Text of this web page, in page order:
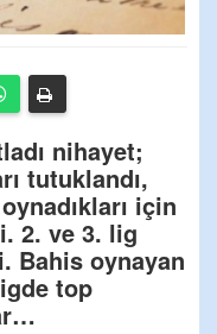
nihayet;
tutuklandı,
için
2. ve 3. lig
Bahis oynayan
top